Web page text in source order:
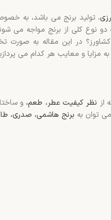
، تولید برنج می باشد، به
دو نوع کلی از برنج مواجه می
در این مقاله به صورت
مزایا و معایب هر کدام می
از نظر کیفیت عطر، طعم، و
توان به برنج هاشمی، صدری،